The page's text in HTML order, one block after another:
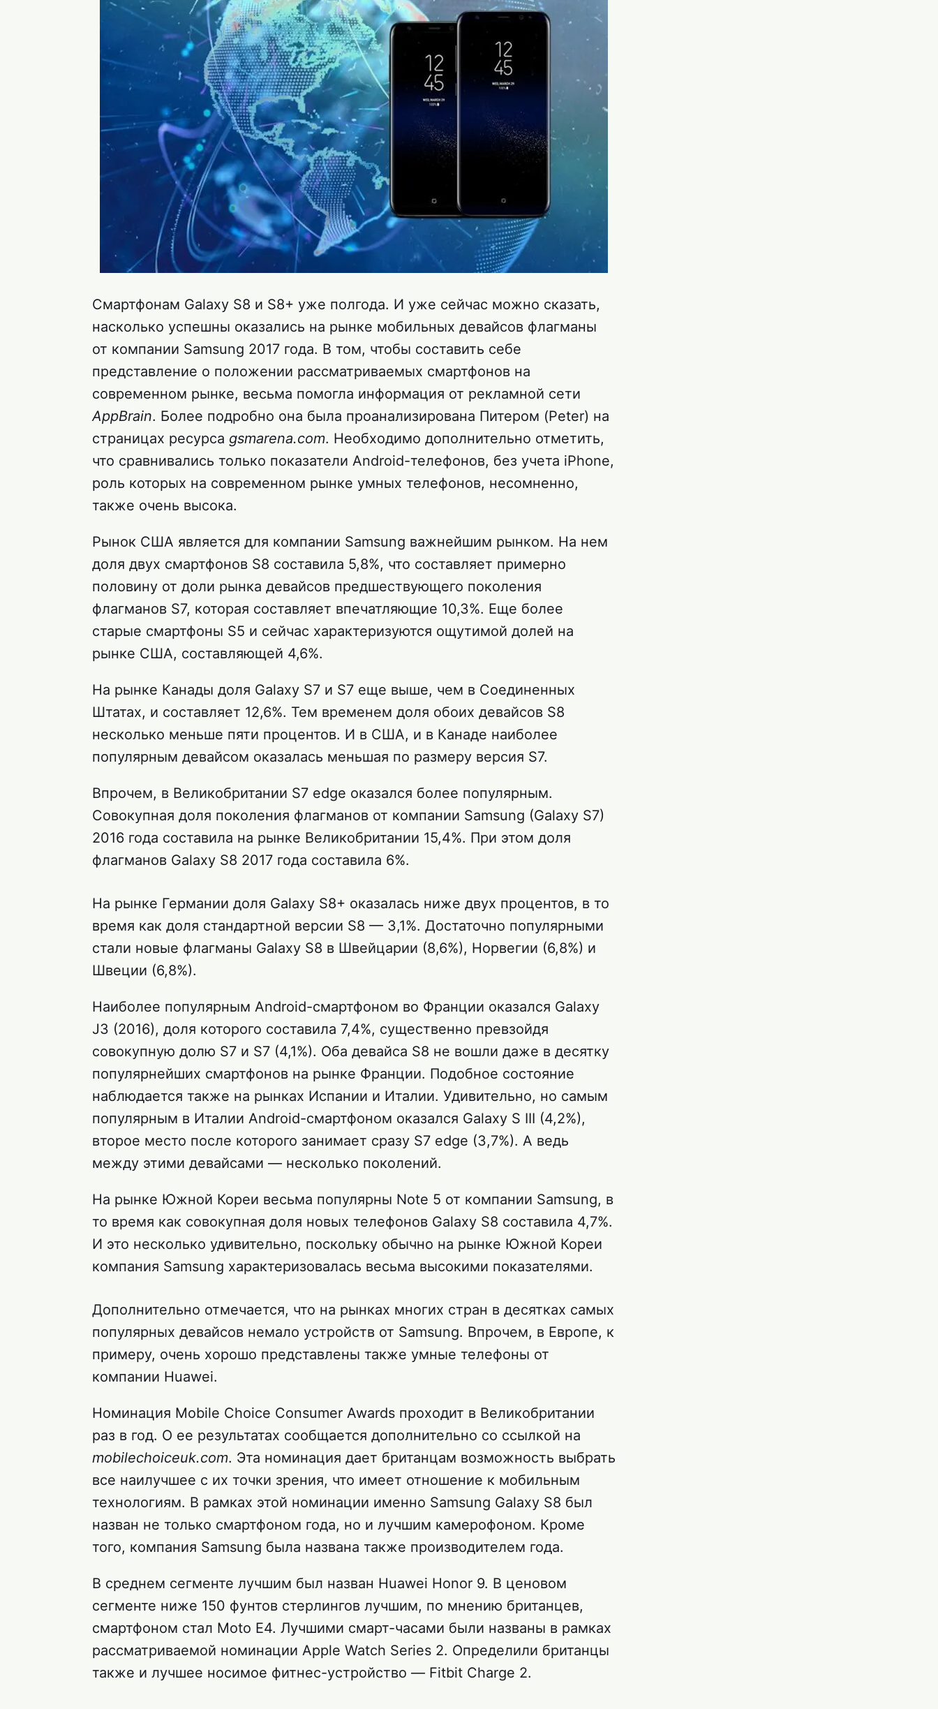
Смартфонам Galaxy S8 и S8+ уже полгода. И уже сейчас можно сказать,
насколько успешны оказались на рынке мобильных девайсов флагманы
от компании Samsung 2017 года. В том, чтобы составить себе
представление о положении рассматриваемых смартфонов на
современном рынке, весьма помогла информация от рекламной сети
AppBrain. Более подробно она была проанализирована Питером (Peter) на
страницах ресурса gsmarena.com. Необходимо дополнительно отметить,
что сравнивались только показатели Android-телефонов, без учета iPhone,
роль которых на современном рынке умных телефонов, несомненно,
также очень высока.
Рынок США является для компании Samsung важнейшим рынком. На нем
доля двух смартфонов S8 составила 5,8%, что составляет примерно
половину от доли рынка девайсов предшествующего поколения
флагманов S7, которая составляет впечатляющие 10,3%. Еще более
старые смартфоны S5 и сейчас характеризуются ощутимой долей на
рынке США, составляющей 4,6%.
На рынке Канады доля Galaxy S7 и S7 еще выше, чем в Соединенных
Штатах, и составляет 12,6%. Тем временем доля обоих девайсов S8
несколько меньше пяти процентов. И в США, и в Канаде наиболее
популярным девайсом оказалась меньшая по размеру версия S7.
Впрочем, в Великобритании S7 edge оказался более популярным.
Совокупная доля поколения флагманов от компании Samsung (Galaxy S7)
2016 года составила на рынке Великобритании 15,4%. При этом доля
флагманов Galaxy S8 2017 года составила 6%.
На рынке Германии доля Galaxy S8+ оказалась ниже двух процентов, в то
время как доля стандартной версии S8 — 3,1%. Достаточно популярными
стали новые флагманы Galaxy S8 в Швейцарии (8,6%), Норвегии (6,8%) и
Швеции (6,8%).
Наиболее популярным Android-смартфоном во Франции оказался Galaxy
J3 (2016), доля которого составила 7,4%, существенно превзойдя
совокупную долю S7 и S7 (4,1%). Оба девайса S8 не вошли даже в десятку
популярнейших смартфонов на рынке Франции. Подобное состояние
наблюдается также на рынках Испании и Италии. Удивительно, но самым
популярным в Италии Android-смартфоном оказался Galaxy S III (4,2%),
второе место после которого занимает сразу S7 edge (3,7%). А ведь
между этими девайсами — несколько поколений.
На рынке Южной Кореи весьма популярны Note 5 от компании Samsung, в
то время как совокупная доля новых телефонов Galaxy S8 составила 4,7%.
И это несколько удивительно, поскольку обычно на рынке Южной Кореи
компания Samsung характеризовалась весьма высокими показателями.
Дополнительно отмечается, что на рынках многих стран в десятках самых
популярных девайсов немало устройств от Samsung. Впрочем, в Европе, к
примеру, очень хорошо представлены также умные телефоны от
компании Huawei.
Номинация Mobile Choice Consumer Awards проходит в Великобритании
раз в год. О ее результатах сообщается дополнительно со ссылкой на
mobilechoiceuk.com. Эта номинация дает британцам возможность выбрать
все наилучшее с их точки зрения, что имеет отношение к мобильным
технологиям. В рамках этой номинации именно Samsung Galaxy S8 был
назван не только смартфоном года, но и лучшим камерофоном. Кроме
того, компания Samsung была названа также производителем года.
В среднем сегменте лучшим был назван Huawei Honor 9. В ценовом
сегменте ниже 150 фунтов стерлингов лучшим, по мнению британцев,
смартфоном стал Moto E4. Лучшими смарт-часами были названы в рамках
рассматриваемой номинации Apple Watch Series 2. Определили британцы
также и лучшее носимое фитнес-устройство — Fitbit Charge 2.